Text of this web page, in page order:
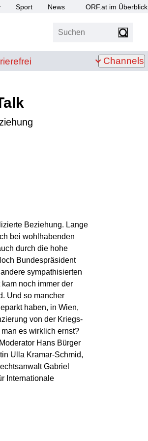
Sport News ORF.at im Überblick
Suchen
Channels
Beziehung. Lange
bei wohlhabenden
durch die hohe
Bundespräsident
sympathisierten
noch immer der
Und so mancher
haben, in Wien,
von der Kriegs-
es wirklich ernst?
Hans Bürger
Ulla Kramar-Schmid,
Gabriel
Internationale